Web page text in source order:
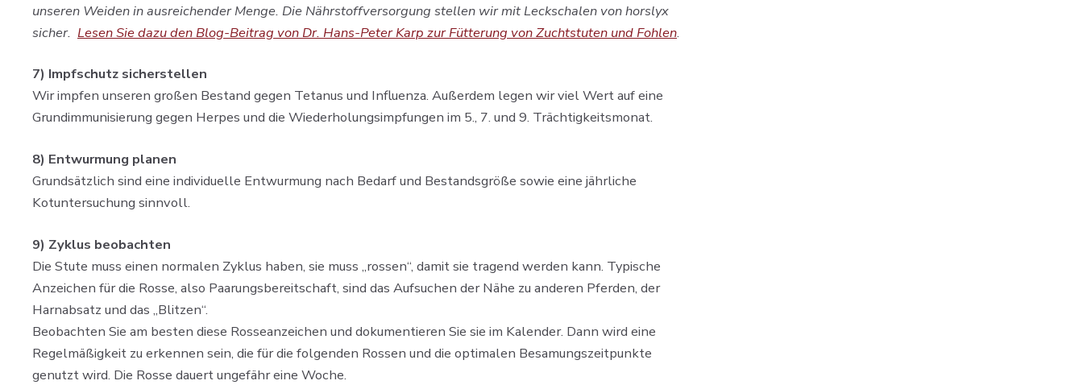
unseren Weiden in ausreichender Menge. Die Nährstoffversorgung stellen wir mit Leckschalen von horslyx
sicher. Lesen Sie dazu den Blog-Beitrag von Dr. Hans-Peter Karp zur Fütterung von Zuchtstuten und Fohlen.
7) Impfschutz sicherstellen
Wir impfen unseren großen Bestand gegen Tetanus und Influenza. Außerdem legen wir viel Wert auf eine
Grundimmunisierung gegen Herpes und die Wiederholungsimpfungen im 5., 7. und 9. Trächtigkeitsmonat.
8) Entwurmung planen​
Grundsätzlich sind eine individuelle Entwurmung nach Bedarf und Bestandsgröße sowie eine jährliche
Kotuntersuchung sinnvoll.
9) Zyklus beobachten
Die Stute muss einen normalen Zyklus haben, sie muss „rossen“, damit sie tragend werden kann. Typische
Anzeichen für die Rosse, also Paarungsbereitschaft, sind das Aufsuchen der Nähe zu anderen Pferden, der
Harnabsatz und das „Blitzen“.
Beobachten Sie am besten diese Rosseanzeichen und dokumentieren Sie sie im Kalender. Dann wird eine
Regelmäßigkeit zu erkennen sein, die für die folgenden Rossen und die optimalen Besamungszeitpunkte
genutzt wird. Die Rosse dauert ungefähr eine Woche.